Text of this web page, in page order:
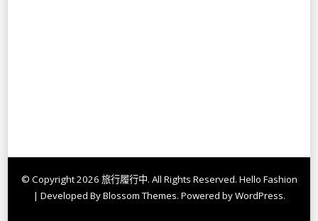
© Copyright 2026 旅行履行中. All Rights Reserved. Hello Fashion
| Developed ByBlossom Themes. Powered byWordPress.